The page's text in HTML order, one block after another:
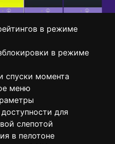
в режиме
в режиме
спуски момента
меню
для
слепотой
в пелотоне